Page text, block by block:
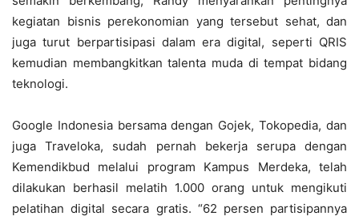
kegiatan bisnis perekonomian yang tersebut sehat, dan
juga turut berpartisipasi dalam era digital, seperti QRIS
kemudian membangkitkan talenta muda di tempat bidang
teknologi.
Google Indonesia bersama dengan Gojek, Tokopedia, dan
juga Traveloka, sudah pernah bekerja serupa dengan
Kemendikbud melalui program Kampus Merdeka, telah
dilakukan berhasil melatih 1.000 orang untuk mengikuti
pelatihan digital secara gratis. “62 persen partisipannya